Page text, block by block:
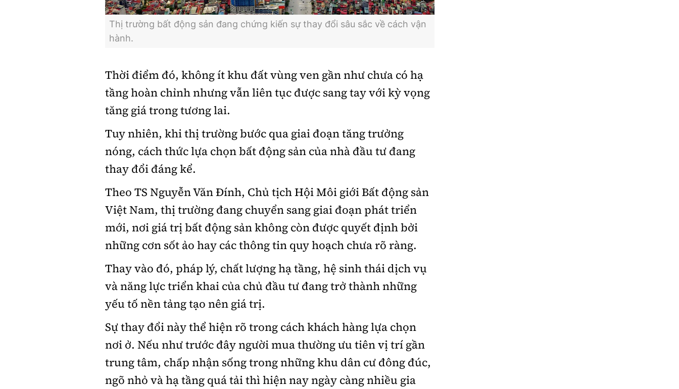
Thị trường bất động sản đang chứng kiến sự thay đổi sâu sắc về cách vận
hành.
Thời điểm đó, không ít khu đất vùng ven gần như chưa có hạ
tầng hoàn chỉnh nhưng vẫn liên tục được sang tay với kỳ vọng
tăng giá trong tương lai.
Tuy nhiên, khi thị trường bước qua giai đoạn tăng trưởng
nóng, cách thức lựa chọn bất động sản của nhà đầu tư đang
thay đổi đáng kể.
Theo TS Nguyễn Văn Đính, Chủ tịch Hội Môi giới Bất động sản
Việt Nam, thị trường đang chuyển sang giai đoạn phát triển
mới, nơi giá trị bất động sản không còn được quyết định bởi
những cơn sốt ảo hay các thông tin quy hoạch chưa rõ ràng.
Thay vào đó, pháp lý, chất lượng hạ tầng, hệ sinh thái dịch vụ
và năng lực triển khai của chủ đầu tư đang trở thành những
yếu tố nền tảng tạo nên giá trị.
Sự thay đổi này thể hiện rõ trong cách khách hàng lựa chọn
nơi ở. Nếu như trước đây người mua thường ưu tiên vị trí gần
trung tâm, chấp nhận sống trong những khu dân cư đông đúc,
ngõ nhỏ và hạ tầng quá tải thì hiện nay ngày càng nhiều gia